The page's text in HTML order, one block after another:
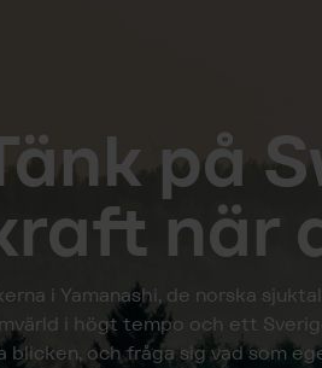
på
när
i Yamanashi, de norska
i högt tempo och ett
och fråga sig vad som